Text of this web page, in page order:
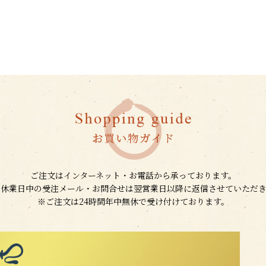
ご注文はインターネット・お電話から承っております。
業日中の受注メール・お問合せは翌営業日以降に返信させていただ
※ご注文は24時間年中無休で受け付けております。